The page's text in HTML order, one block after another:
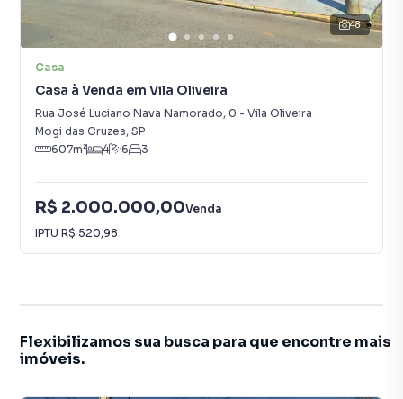
48
Casa
Casa à Venda em Vila Oliveira
Rua José Luciano Nava Namorado, 0 - Vila Oliveira
Mogi das Cruzes, SP
607m² 4 6 3
R$ 2.000.000,00Venda
IPTU R$ 520,98
Flexibilizamos sua busca para que encontre mais
imóveis.